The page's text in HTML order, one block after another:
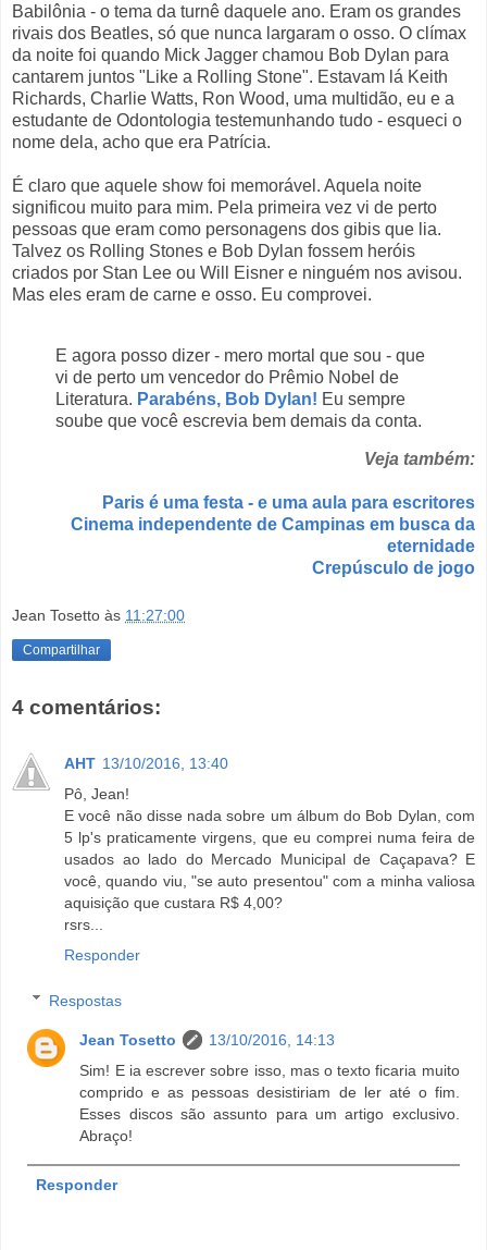
Babilônia - o tema da turnê daquele ano. Eram os grandes
rivais dos Beatles, só que nunca largaram o osso. O clímax
da noite foi quando Mick Jagger chamou Bob Dylan para
cantarem juntos "Like a Rolling Stone". Estavam lá Keith
Richards, Charlie Watts, Ron Wood, uma multidão, eu e a
estudante de Odontologia testemunhando tudo - esqueci o
nome dela, acho que era Patrícia.
É claro que aquele show foi memorável. Aquela noite
significou muito para mim. Pela primeira vez vi de perto
pessoas que eram como personagens dos gibis que lia.
Talvez os Rolling Stones e Bob Dylan fossem heróis
criados por Stan Lee ou Will Eisner e ninguém nos avisou.
Mas eles eram de carne e osso. Eu comprovei.
E agora posso dizer - mero mortal que sou - que
vi de perto um vencedor do Prêmio Nobel de
Literatura. Parabéns, Bob Dylan! Eu sempre
soube que você escrevia bem demais da conta.
Veja também:
Paris é uma festa - e uma aula para escritores
Cinema independente de Campinas em busca da
eternidade
Crepúsculo de jogo
Jean Tosetto às 11:27:00
Compartilhar
4 comentários:
AHT 13/10/2016, 13:40
Pô, Jean!
E você não disse nada sobre um álbum do Bob Dylan, com
5 lp's praticamente virgens, que eu comprei numa feira de
usados ao lado do Mercado Municipal de Caçapava? E
você, quando viu, "se auto presentou" com a minha valiosa
aquisição que custara R$ 4,00?
rsrs...
Responder
Respostas
Jean Tosetto
13/10/2016, 14:13
Sim! E ia escrever sobre isso, mas o texto ficaria muito
comprido e as pessoas desistiriam de ler até o fim.
Esses discos são assunto para um artigo exclusivo.
Abraço!
Responder